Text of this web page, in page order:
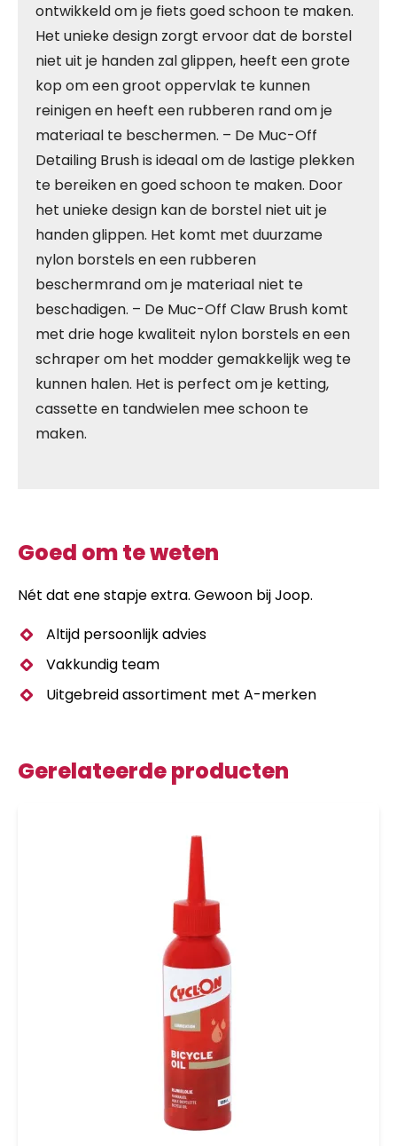
ontwikkeld om je fiets goed schoon te maken.
Het unieke design zorgt ervoor dat de borstel
niet uit je handen zal glippen, heeft een grote
kop om een groot oppervlak te kunnen
reinigen en heeft een rubberen rand om je
materiaal te beschermen. – De Muc-Off
Detailing Brush is ideaal om de lastige plekken
te bereiken en goed schoon te maken. Door
het unieke design kan de borstel niet uit je
handen glippen. Het komt met duurzame
nylon borstels en een rubberen
beschermrand om je materiaal niet te
beschadigen. – De Muc-Off Claw Brush komt
met drie hoge kwaliteit nylon borstels en een
schraper om het modder gemakkelijk weg te
kunnen halen. Het is perfect om je ketting,
cassette en tandwielen mee schoon te
maken.
Goed om te weten
Nét dat ene stapje extra. Gewoon bij Joop.
Altijd persoonlijk advies
Vakkundig team
Uitgebreid assortiment met A-merken
Gerelateerde producten